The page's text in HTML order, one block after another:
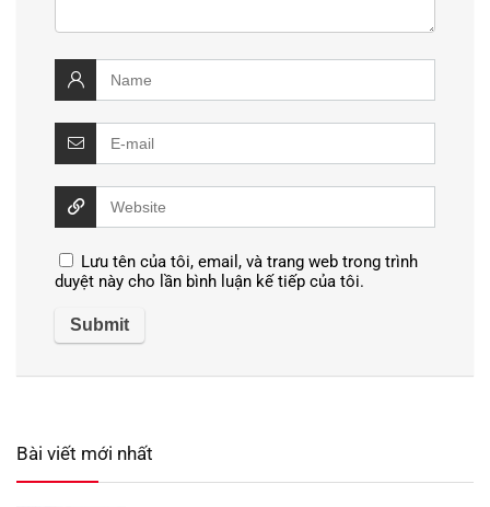
Lưu tên của tôi, email, và trang web trong trình
duyệt này cho lần bình luận kế tiếp của tôi.
Bài viết mới nhất